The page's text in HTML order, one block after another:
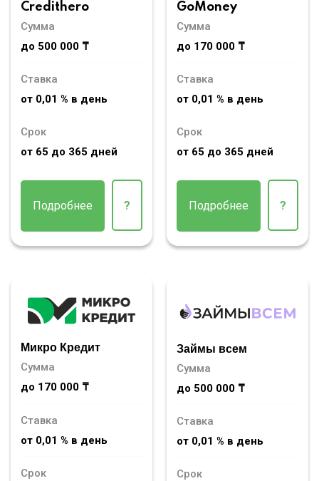
Credithero
Сумма
до 500 000 ₸
Ставка
от 0,01 % в день
Срок
от 65 до 365 дней
Подробнее ?
GoMoney
Сумма
до 170 000 ₸
Ставка
от 0,01 % в день
Срок
от 65 до 365 дней
Подробнее ?
Микро Кредит
Сумма
до 170 000 ₸
Ставка
от 0,01 % в день
Срок
Займы всем
Сумма
до 500 000 ₸
Ставка
от 0,01 % в день
Срок